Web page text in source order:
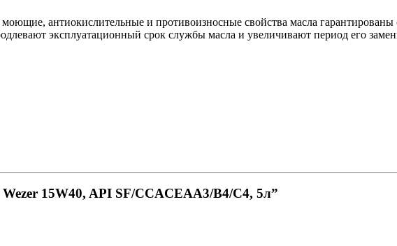
антиокислительные и противоизносные свойства масла
эксплуатационный срок службы масла и увеличивают период его
15W40, API SF/CCACEAA3/B4/C4, 5л”